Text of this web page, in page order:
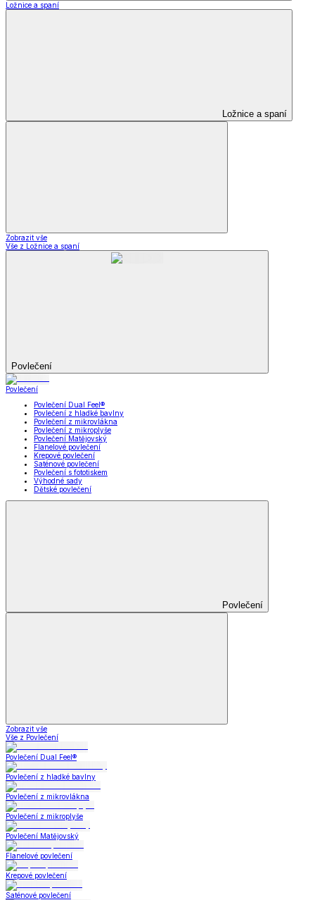
Ložnice a spaní
Ložnice a spaní
Zobrazit vše
Vše z Ložnice a spaní
Povlečení
Povlečení
Povlečení Dual Feel®
Povlečení z hladké bavlny
Povlečení z mikrovlákna
Povlečení z mikroplyše
Povlečení Matějovský
Flanelové povlečení
Krepové povlečení
Saténové povlečení
Povlečení s fototiskem
Výhodné sady
Dětské povlečení
Povlečení
Zobrazit vše
Vše z Povlečení
Povlečení Dual Feel®
Povlečení z hladké bavlny
Povlečení z mikrovlákna
Povlečení z mikroplyše
Povlečení Matějovský
Flanelové povlečení
Krepové povlečení
Saténové povlečení